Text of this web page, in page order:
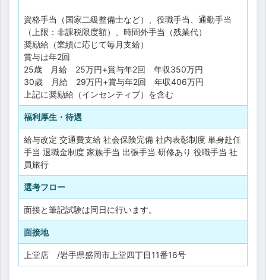
資格手当（国家二級整備士など）、役職手当、通勤手当
（上限：非課税限度額）、時間外手当（残業代）
奨励給（業績に応じて毎月支給）
賞与は年2回
25歳 月給 25万円+賞与年2回 年収350万円
30歳 月給 29万円+賞与年2回 年収406万円
上記に奨励給（インセンティブ）を含む
福利厚生・待遇
給与改定 交通費支給 社会保険完備 社内表彰制度 単身赴任
手当 退職金制度 家族手当 出張手当 研修あり 役職手当 社
員旅行
選考フロー
面接と筆記試験は同日に行います。
面接地
上堂店 /岩手県盛岡市上堂四丁目11番16号